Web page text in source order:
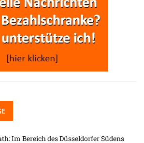
Im Bereich des Düsseldorfer Südens